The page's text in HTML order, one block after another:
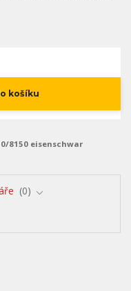
košíku
8150 eisenschwar
0